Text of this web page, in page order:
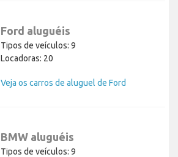
Ford aluguéis
Tipos de veículos: 9
Locadoras: 20
Veja os carros de aluguel de Ford
BMW aluguéis
Tipos de veículos: 9